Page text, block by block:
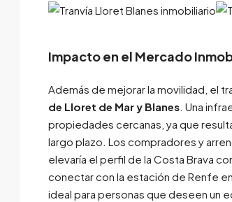
Impacto en el Mercado
Además de mejorar la movilidad, el
de Lloret de Mar y Blanes . Una
propiedades cercanas, ya que
largo plazo. Los compradores y
elevaría el perfil de la Costa Brava
conectar con la estación de Renfe
ideal para personas que deseen un